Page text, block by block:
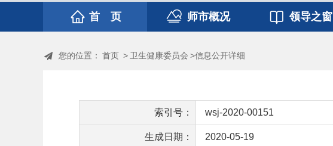
首 页 师市概况 领导之窗
您的位置： 首页 > 卫生健康委员会 >信息公开详细
索引号： wsj-2020-00151
生成日期： 2020-05-19